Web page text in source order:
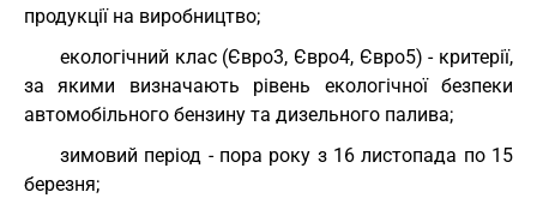
продукції на виробництво;
екологічний клас (Євро3, Євро4, Євро5) - критерії,
за якими визначають рівень екологічної безпеки
автомобільного бензину та дизельного палива;
зимовий період - пора року з 16 листопада по 15
березня;